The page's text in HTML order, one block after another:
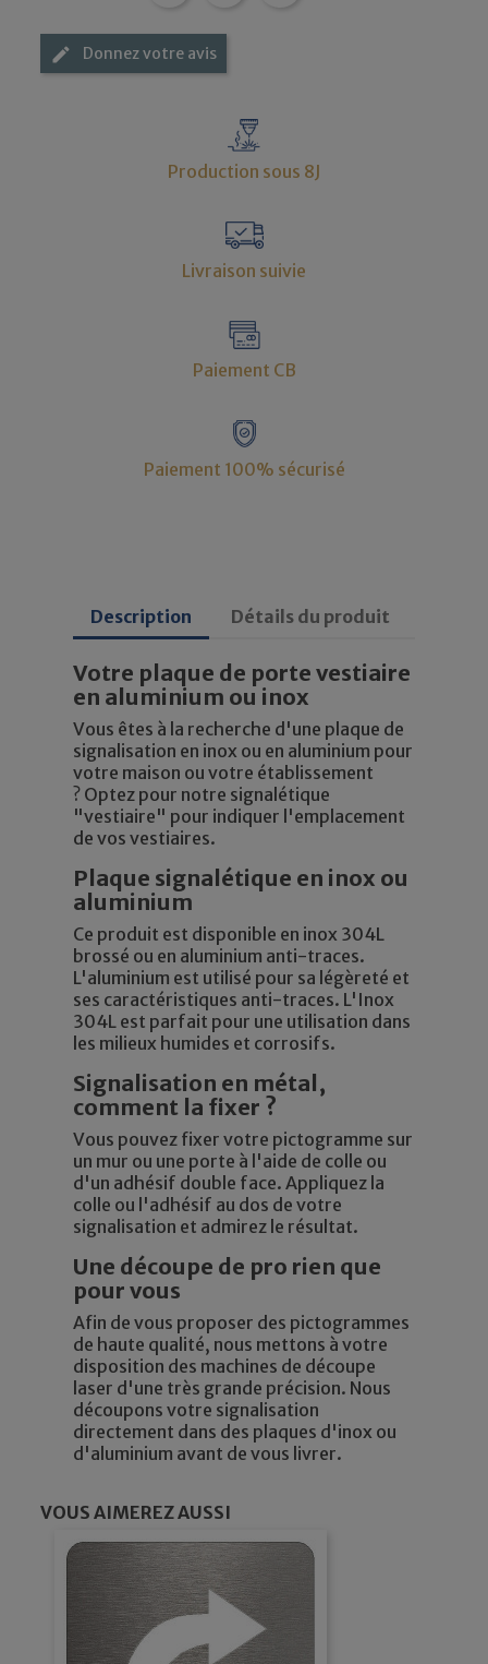
edit Donnez votre avis
Production sous 8J
Livraison suivie
Paiement CB
Paiement 100% sécurisé
Description Détails du produit
Votre plaque de porte vestiaire
en aluminium ou inox
Vous êtes à la recherche d'une plaque de
signalisation en inox ou en aluminium pour
votre maison ou votre établissement
? Optez pour notre signalétique
"vestiaire" pour indiquer l'emplacement
de vos vestiaires.
Plaque signalétique en inox ou
aluminium
Ce produit est disponible en inox 304L
brossé ou en aluminium anti-traces.
L'aluminium est utilisé pour sa légèreté et
ses caractéristiques anti-traces. L'Inox
304L est parfait pour une utilisation dans
les milieux humides et corrosifs.
Signalisation en métal,
comment la fixer ?
Vous pouvez fixer votre pictogramme sur
un mur ou une porte à l'aide de colle ou
d'un adhésif double face. Appliquez la
colle ou l'adhésif au dos de votre
signalisation et admirez le résultat.
Une découpe de pro rien que
pour vous
Afin de vous proposer des pictogrammes
de haute qualité, nous mettons à votre
disposition des machines de découpe
laser d'une très grande précision. Nous
découpons votre signalisation
directement dans des plaques d'inox ou
d'aluminium avant de vous livrer.
VOUS AIMEREZ AUSSI